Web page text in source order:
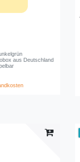
aus Deutschland